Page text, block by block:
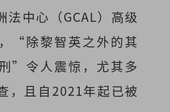
法中心（GCAL）高级
“除黎智英之外的其
”令人震惊，尤其多
，且自2021年起已被